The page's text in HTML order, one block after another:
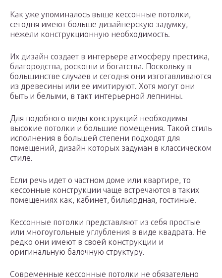
Как уже упоминалось выше кессонные потолки,
сегодня имеют больше дизайнерскую задумку,
нежели конструкционную необходимость.
Их дизайн создает в интерьере атмосферу престижа,
благородства, роскоши и богатства. Поскольку в
большинстве случаев и сегодня они изготавливаются
из древесины или ее имитируют. Хотя могут они
быть и белыми, в такт интерьерной лепнины.
Для подобного виды конструкций необходимы
высокие потолки и большие помещения. Такой стиль
исполнения в большей степени подходят для
помещений, дизайн которых задуман в классическом
стиле.
Если речь идет о частном доме или квартире, то
кессонные конструкции чаще встречаются в таких
помещениях как, кабинет, бильярдная, гостиные.
Кессонные потолки представляют из себя простые
или многоугольные углубления в виде квадрата. Не
редко они имеют в своей конструкции и
оригинальную балочную структуру.
Современные кессонные потолки не обязательно